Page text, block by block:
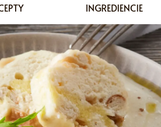
INGREDIENCIE